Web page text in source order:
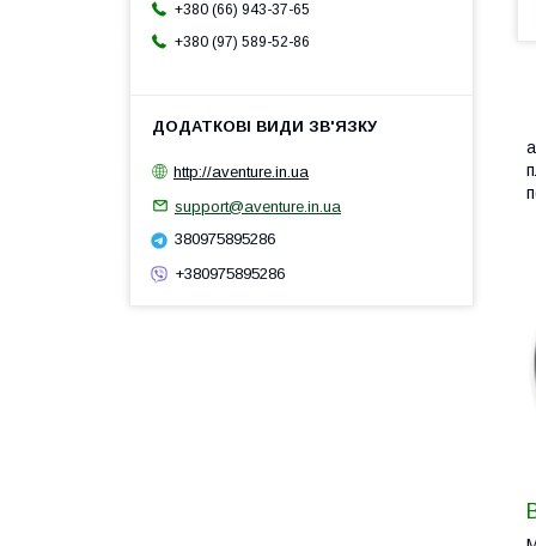
+380 (66) 943-37-65
+380 (97) 589-52-86
http://aventure.in.ua
support@aventure.in.ua
380975895286
+380975895286